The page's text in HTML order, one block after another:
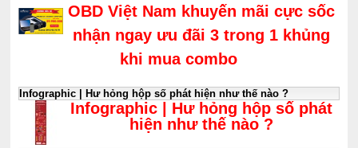
OBD Việt Nam khuyến mãi cực sốc
nhận ngay ưu đãi 3 trong 1 khủng
khi mua combo
Infographic | Hư hỏng hộp số phát hiện như thế nào ?
Infographic | Hư hỏng hộp số phát
hiện như thế nào ?